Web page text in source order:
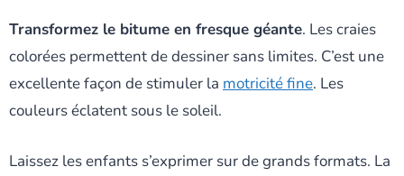
Transformez le bitume en fresque géante. Les craies
colorées permettent de dessiner sans limites. C’est une
excellente façon de stimuler la motricité fine. Les
couleurs éclatent sous le soleil.
Laissez les enfants s’exprimer sur de grands formats. La